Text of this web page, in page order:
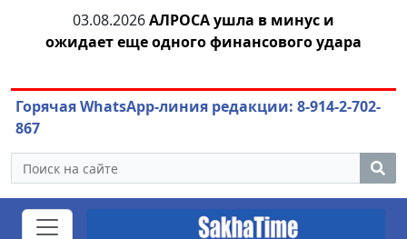
03.08.2026АЛРОСА ушла в минус и
ожидает еще одного финансового удара
Горячая WhatsApp-линия редакции: 8-914-2-702-
867